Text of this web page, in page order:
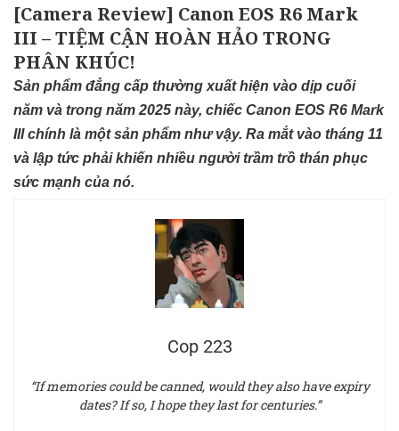
[Camera Review] Canon EOS R6 Mark
III – TIỆM CẬN HOÀN HẢO TRONG
PHÂN KHÚC!
Sản phẩm đẳng cấp thường xuất hiện vào dịp cuối
năm và trong năm 2025 này, chiếc Canon EOS R6 Mark
III chính là một sản phẩm như vậy. Ra mắt vào tháng 11
và lập tức phải khiến nhiều người trầm trồ thán phục
sức mạnh của nó.
Cop 223
“If memories could be canned, would they also have expiry
dates? If so, I hope they last for centuries.”